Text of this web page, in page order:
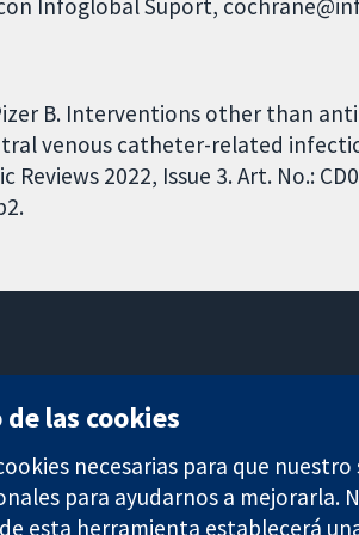
Infoglobal Suport,
B. Interventions other than
venous catheter-related
2022, Issue 3. Art. No.:
Londres
Reino Unido
las cookies
necesarias para que
para ayudarnos a mejorarla.
esta herramienta establecerá